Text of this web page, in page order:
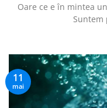
Oare ce e în mintea
11
mai